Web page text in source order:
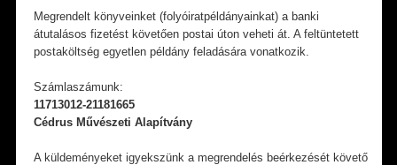
Megrendelt könyveinket (folyóiratpéldányainkat) a banki
átutalásos fizetést követően postai úton veheti át. A feltüntetett
postaköltség egyetlen példány feladására vonatkozik.
Számlaszámunk:
11713012-21181665
Cédrus Művészeti Alapítvány
A küldeményeket igyekszünk a megrendelés beérkezését követő